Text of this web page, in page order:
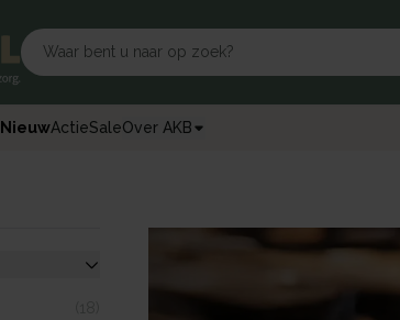
NieuwActieSaleOver AKB